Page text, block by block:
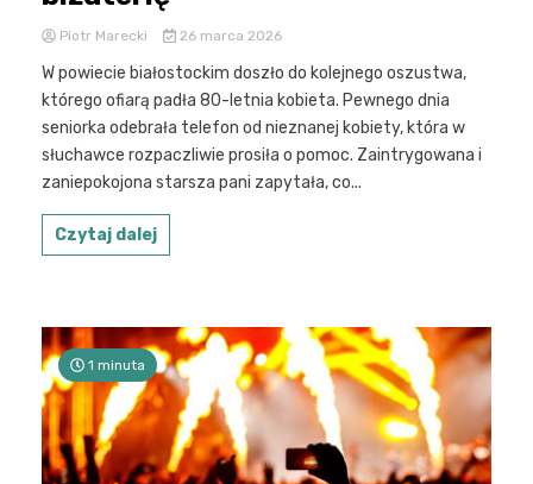
Piotr Marecki 26 marca 2026
W powiecie białostockim doszło do kolejnego oszustwa,
którego ofiarą padła 80-letnia kobieta. Pewnego dnia
seniorka odebrała telefon od nieznanej kobiety, która w
słuchawce rozpaczliwie prosiła o pomoc. Zaintrygowana i
zaniepokojona starsza pani zapytała, co...
Czytaj dalej
1 minuta